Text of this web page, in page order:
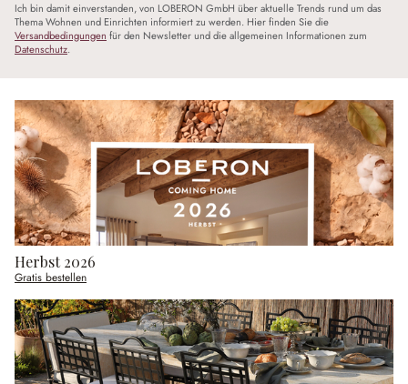
Ich bin damit einverstanden, von LOBERON GmbH über aktuelle Trends rund um das
Thema Wohnen und Einrichten informiert zu werden. Hier finden Sie die
Versandbedingungen für den Newsletter und die allgemeinen Informationen zum
Datenschutz.
Herbst 2026
Gratis bestellen